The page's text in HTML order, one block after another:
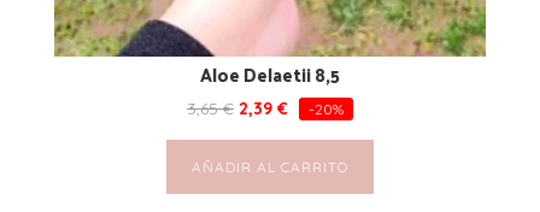
Aloe Delaetii 8,5
3,65€ 2,39 € -20%
AÑADIR AL CARRITO